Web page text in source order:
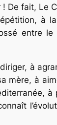
De fait, Le
à
entre
à
mère, à